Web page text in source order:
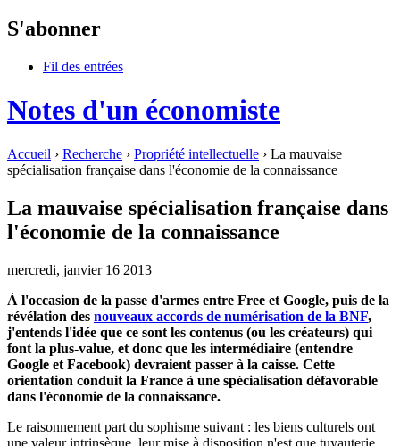
S'abonner
Fil des entrées
Notes d'un économiste
Accueil › Recherche › Propriété intellectuelle › La mauvaise
spécialisation française dans l'économie de la connaissance
La mauvaise spécialisation française dans
l'économie de la connaissance
mercredi, janvier 16 2013
À l'occasion de la passe d'armes entre Free et Google, puis de la
révélation des nouveaux accords de numérisation de la BNF,
j'entends l'idée que ce sont les contenus (ou les créateurs) qui
font la plus-value, et donc que les intermédiaire (entendre
Google et Facebook) devraient passer à la caisse. Cette
orientation conduit la France à une spécialisation défavorable
dans l'économie de la connaissance.
Le raisonnement part du sophisme suivant : les biens culturels ont
une valeur intrinsèque, leur mise à disposition n'est que tuyauterie